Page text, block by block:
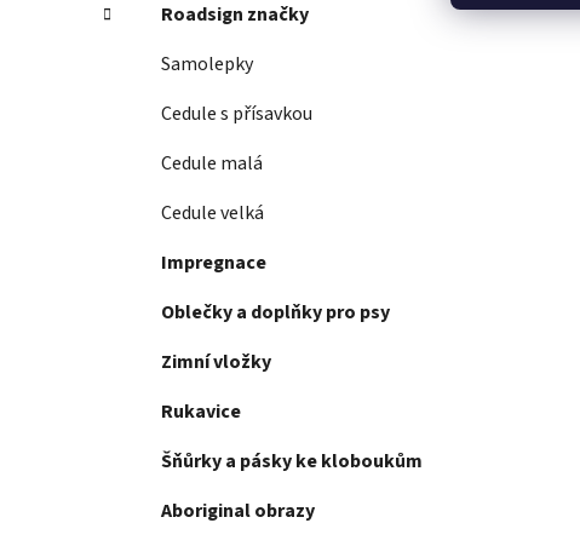
Roadsign značky
Samolepky
Cedule s přísavkou
Cedule malá
Cedule velká
Impregnace
Oblečky a doplňky pro psy
Zimní vložky
Rukavice
Šňůrky a pásky ke kloboukům
Aboriginal obrazy